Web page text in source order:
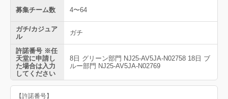
募集チーム数 4〜64
ガチ/カジュア
ル
ガチ
許諾番号 ※任
天堂に申請し
た場合は入力
してください
8日 グリーン部門 NJ25-AV5JA-N02758 18日 ブ
ルー部門 NJ25-AV5JA-N02769
【許諾番号】